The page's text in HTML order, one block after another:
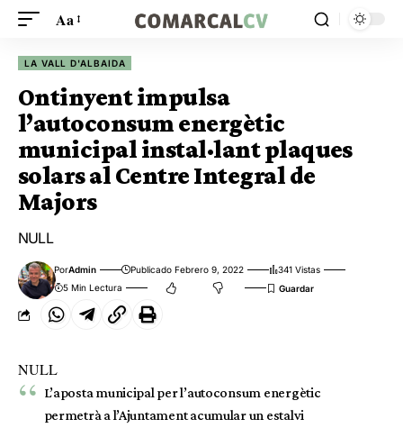
Aa
LA VALL D'ALBAIDA
Ontinyent impulsa
l’autoconsum energètic
municipal instal·lant plaques
solars al Centre Integral de
Majors
NULL
PorAdmin Publicado Febrero 9, 2022
341 Vistas
5 Min Lectura
NULL
L’aposta municipal per l’autoconsum energètic
permetrà a l’Ajuntament acumular un estalvi